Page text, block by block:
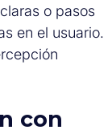
o pasos
en el usuario.
con